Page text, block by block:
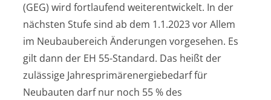
(GEG) wird fortlaufend weiterentwickelt. In der
nächsten Stufe sind ab dem 1.1.2023 vor Allem
im Neubaubereich Änderungen vorgesehen. Es
gilt dann der EH 55-Standard. Das heißt der
zulässige Jahresprimärenergiebedarf für
Neubauten darf nur noch 55 % des